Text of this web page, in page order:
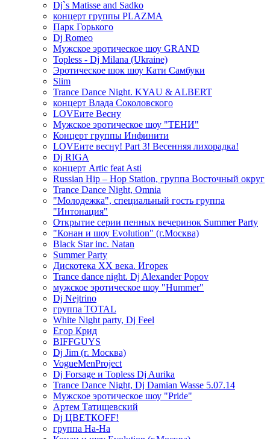
Dj`s Matisse and Sadko
концерт группы PLAZMA
Парк Горького
Dj Romeo
Мужское эротическое шоу GRAND
Topless - Dj Milana (Ukraine)
Эротическое шок шоу Кати Самбуки
Slim
Trance Dance Night. KYAU & ALBERT
концерт Влада Соколовского
LOVEите Весну
Мужское эротическое шоу "ТЕНИ"
Концерт группы Инфинити
LOVEите весну! Part 3! Весенняя лихорадка!
Dj RIGA
концерт Artic feat Asti
Russian Hip – Hop Station, группа Восточный округ
Trance Dance Night, Omnia
"Молодежка", специальный гость группа
"Интонация"
Открытие серии пенных вечеринок Summer Party
"Конан и шоу Evolution" (г.Москва)
Black Star inc. Natan
Summer Party
Дискотека ХХ века. Игорек
Trance dance night. Dj Alexander Popov
мужское эротическое шоу "Hummer"
Dj Nejtrino
группа TOTAL
White Night party, Dj Feel
Егор Крид
BIFFGUYS
Dj Jim (г. Москва)
VogueMenProject
Dj Forsage и Topless Dj Aurika
Trance Dance Night, Dj Damian Wasse 5.07.14
Мужское эротическое шоу "Pride"
Артем Татищевский
Dj ЦВЕТКOFF!
группа На-На